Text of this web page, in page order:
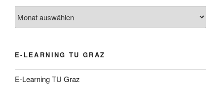
E-LEARNING TU GRAZ
E-Learning TU Graz